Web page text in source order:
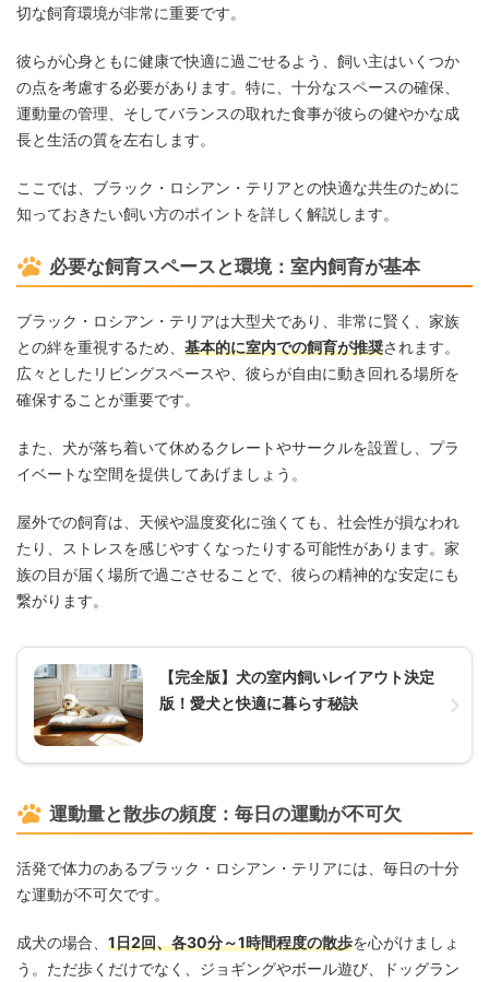
切な飼育環境が非常に重要です。
彼らが心身ともに健康で快適に過ごせるよう、飼い主はいくつか
の点を考慮する必要があります。特に、十分なスペースの確保、
運動量の管理、そしてバランスの取れた食事が彼らの健やかな成
長と生活の質を左右します。
ここでは、ブラック・ロシアン・テリアとの快適な共生のために
知っておきたい飼い方のポイントを詳しく解説します。
必要な飼育スペースと環境：室内飼育が基本
ブラック・ロシアン・テリアは大型犬であり、非常に賢く、家族
との絆を重視するため、 基本的に室内での飼育が推奨されます。
広々としたリビングスペースや、彼らが自由に動き回れる場所を
確保することが重要です。
また、犬が落ち着いて休めるクレートやサークルを設置し、プラ
イベートな空間を提供してあげましょう。
屋外での飼育は、天候や温度変化に強くても、社会性が損なわれ
たり、ストレスを感じやすくなったりする可能性があります。家
族の目が届く場所で過ごさせることで、彼らの精神的な安定にも
繋がります。
【完全版】犬の室内飼いレイアウト決定
版！愛犬と快適に暮らす秘訣
運動量と散歩の頻度：毎日の運動が不可欠
活発で体力のあるブラック・ロシアン・テリアには、毎日の十分
な運動が不可欠です。
成犬の場合、 1日2回、各30分～1時間程度の散歩を心がけましょ
う。ただ歩くだけでなく、ジョギングやボール遊び、ドッグラン